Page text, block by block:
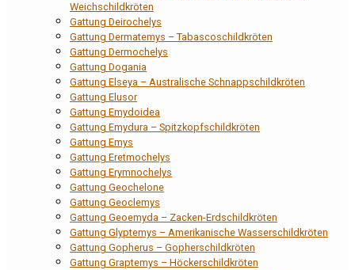
Weichschildkröten
Gattung Deirochelys
Gattung Dermatemys – Tabascoschildkröten
Gattung Dermochelys
Gattung Dogania
Gattung Elseya – Australische Schnappschildkröten
Gattung Elusor
Gattung Emydoidea
Gattung Emydura – Spitzkopfschildkröten
Gattung Emys
Gattung Eretmochelys
Gattung Erymnochelys
Gattung Geochelone
Gattung Geoclemys
Gattung Geoemyda – Zacken-Erdschildkröten
Gattung Glyptemys – Amerikanische Wasserschildkröten
Gattung Gopherus – Gopherschildkröten
Gattung Graptemys – Höckerschildkröten